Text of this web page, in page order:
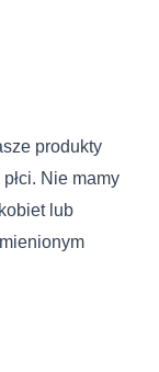
produkty
Nie mamy
lub